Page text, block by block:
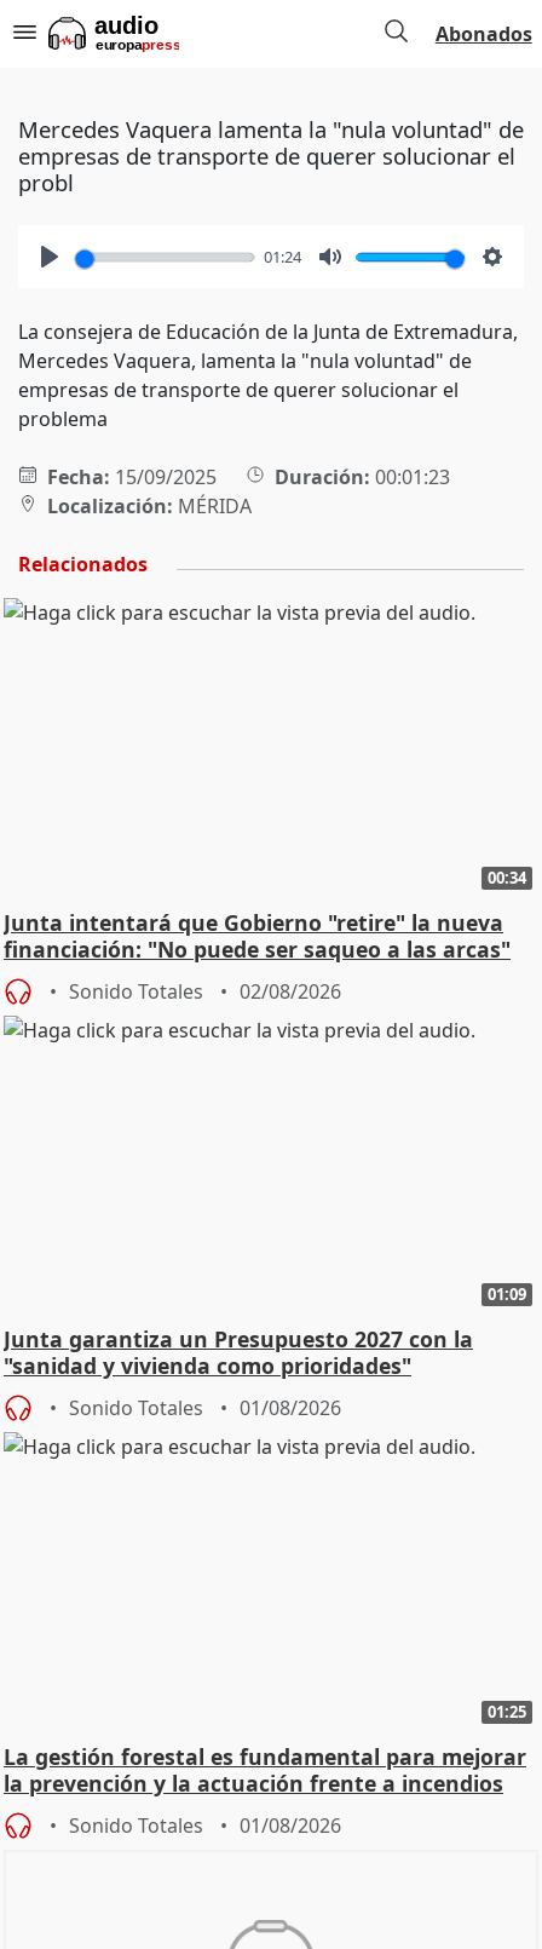
Abonados
Mercedes Vaquera lamenta la "nula voluntad" de
empresas de transporte de querer solucionar el
probl
01:24
La consejera de Educación de la Junta de Extremadura,
Mercedes Vaquera, lamenta la "nula voluntad" de
empresas de transporte de querer solucionar el
problema
Fecha: 15/09/2025 Duración: 00:01:23
Localización: MÉRIDA
Relacionados
00:34
Junta intentará que Gobierno "retire" la nueva
financiación: "No puede ser saqueo a las arcas"
Sonido Totales 02/08/2026
01:09
Junta garantiza un Presupuesto 2027 con la
"sanidad y vivienda como prioridades"
Sonido Totales 01/08/2026
01:25
La gestión forestal es fundamental para mejorar
la prevención y la actuación frente a incendios
Sonido Totales 01/08/2026